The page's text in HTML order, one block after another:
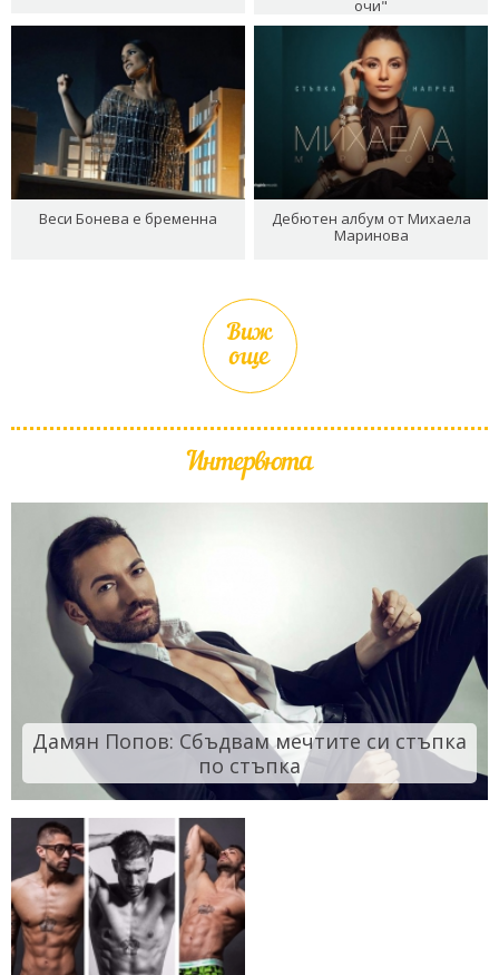
очи"
Веси Бонева е бременна
Дебютен албум от Михаела
Маринова
Виж
още
Интервюта
Дамян Попов: Сбъдвам мечтите си стъпка
по стъпка